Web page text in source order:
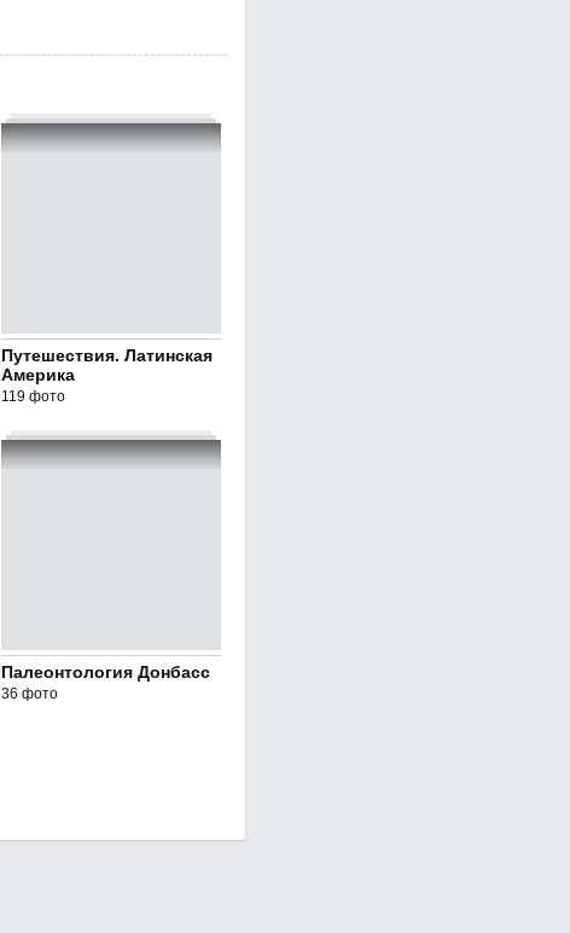
Путешествия. Латинская
Америка
119 фото
Палеонтология Донбасс
36 фото